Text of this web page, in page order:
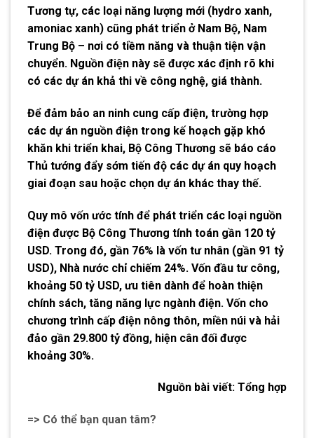
Tương tự, các loại năng lượng mới (hydro xanh,
amoniac xanh) cũng phát triển ở Nam Bộ, Nam
Trung Bộ – nơi có tiềm năng và thuận tiện vận
chuyển. Nguồn điện này sẽ được xác định rõ khi
có các dự án khả thi về công nghệ, giá thành.
Để đảm bảo an ninh cung cấp điện, trường hợp
các dự án nguồn điện trong kế hoạch gặp khó
khăn khi triển khai, Bộ Công Thương sẽ báo cáo
Thủ tướng đẩy sớm tiến độ các dự án quy hoạch
giai đoạn sau hoặc chọn dự án khác thay thế.
Quy mô vốn ước tính để phát triển các loại nguồn
điện được Bộ Công Thương tính toán gần 120 tỷ
USD. Trong đó, gần 76% là vốn tư nhân (gần 91 tỷ
USD), Nhà nước chỉ chiếm 24%. Vốn đầu tư công,
khoảng 50 tỷ USD, ưu tiên dành để hoàn thiện
chính sách, tăng năng lực ngành điện. Vốn cho
chương trình cấp điện nông thôn, miền núi và hải
đảo gần 29.800 tỷ đồng, hiện cân đối được
khoảng 30%.
Nguồn bài viết: Tổng hợp
=> Có thể bạn quan tâm?